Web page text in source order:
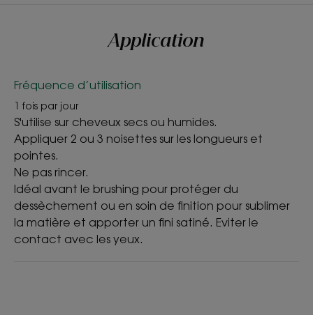
Senteur du contenu
fruité
Application
Fréquence d’utilisation
1 fois par jour
S'utilise sur cheveux secs ou humides.
Appliquer 2 ou 3 noisettes sur les longueurs et
pointes.
Ne pas rincer.
Idéal avant le brushing pour protéger du
dessèchement ou en soin de finition pour sublimer
la matière et apporter un fini satiné. Eviter le
contact avec les yeux.